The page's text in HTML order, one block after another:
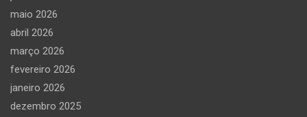
maio 2026
abril 2026
março 2026
fevereiro 2026
janeiro 2026
dezembro 2025